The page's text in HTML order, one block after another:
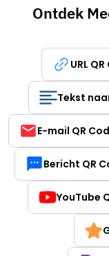
Ontdek
URL
Tekst
E-mail QR
Bericht QR
YouTube